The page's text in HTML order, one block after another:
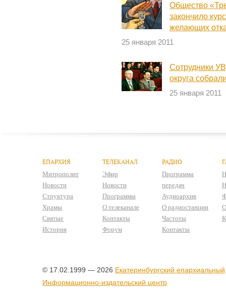
Общество
закончило
желающих
25 января 2011
Сотрудники
округа
25 января 2011
ЕПАРХИЯ
Митрополит
Новости
Структура
Храмы
Святые
История
ТЕЛЕКАНАЛ
Эфир
Новости
Программы
О телеканале
Контакты
Форум
РАДИО
Программа
передач
Аудиоархив
О радиостанции
Частоты
Контакты
© 17.02.1999 — 2026 Екатеринбургский епархиальный
Информационно-издательский центр